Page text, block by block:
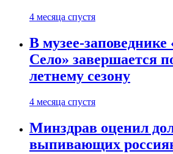
4 месяца спустя
В музее-заповеднике
Село» завершается
летнему сезону
4 месяца спустя
Минздрав оценил
выпивающих